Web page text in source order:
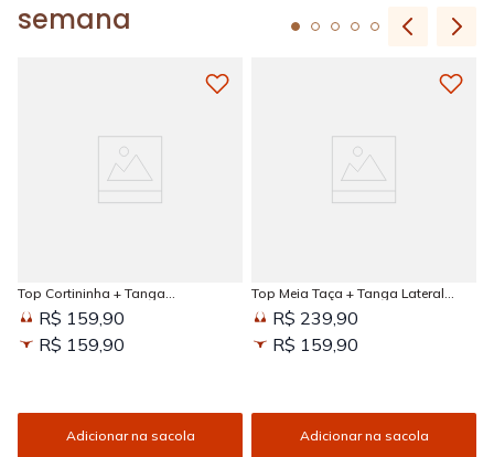
semana
Top Cortininha + Tanga
Amarradinha Estampada Sun
KissedR$ 159,90
R$ 159,90
Adicionar na sacola
Top Meia Taça + Tanga Lateral
Larga Estampada Sun Kissed
R$ 239,90
R$ 159,90
Adicionar na sacola